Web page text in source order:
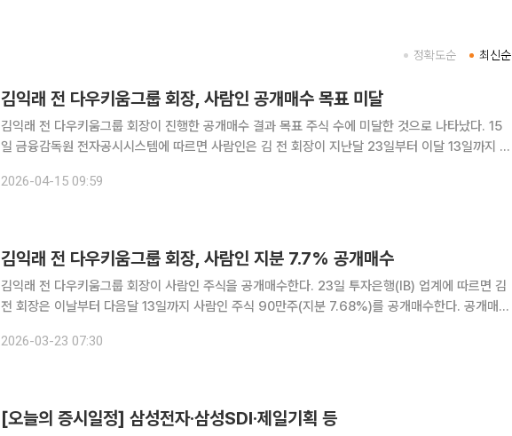
최신순
정확도순
김익래 전 다우키움그룹 회장, 사람인 공개매수 목표 미달
김익래 전 다우키움그룹 회장이 진행한 공개매수 결과 목표 주식 수에 미달한 것으로 나타났다. 15
일 금융감독원 전자공시시스템에 따르면 사람인은 김 전 회장이 지난달 23일부터 이달 13일까지 진
의 74.71%에 그쳤다. 김 전 회장은 응모한 주식을 모두 매수
2026-04-15 09:59
김익래 전 다우키움그룹 회장, 사람인 지분 7.7% 공개매수
김익래 전 다우키움그룹 회장이 사람인 주식을 공개매수한다. 23일 투자은행(IB) 업계에 따르면 김
전 회장은 이날부터 다음달 13일까지 사람인 주식 90만주(지분 7.68%)를 공개매수한다. 공개매수
2026-03-23 07:30
[오늘의 증시일정] 삼성전자·삼성SDI·제일기획 등